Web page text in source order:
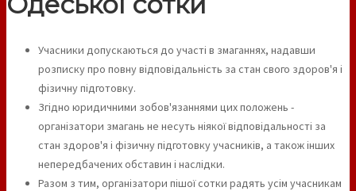
Учасники допускаються до участі в змаганнях, надавши
розписку про повну відповідальність за стан свого здоров'я і
фізичну підготовку.
Згідно юридичними зобов'язаннями цих положень -
організатори змагань не несуть ніякої відповідальності за
стан здоров'я і фізичну підготовку учасників, а також інших
непередбачених обставин і наслідки.
Разом з тим, організатори пішої сотки радять усім учасникам